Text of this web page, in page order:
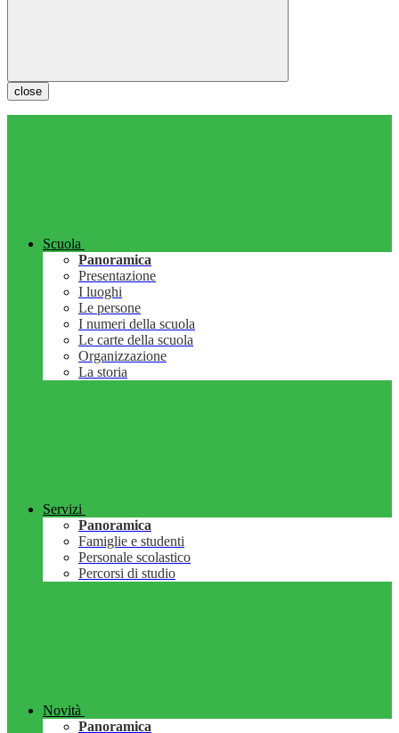
close
Scuola
Panoramica
Presentazione
I luoghi
Le persone
I numeri della scuola
Le carte della scuola
Organizzazione
La storia
Servizi
Panoramica
Famiglie e studenti
Personale scolastico
Percorsi di studio
Novità
Panoramica